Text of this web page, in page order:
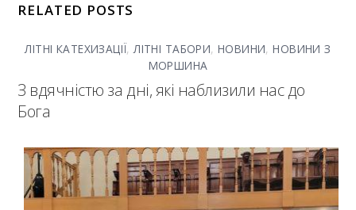
RELATED POSTS
ЛІТНІ КАТЕХИЗАЦІЇ,ЛІТНІ ТАБОРИ, НОВИНИ,НОВИНИ З
МОРШИНА
З вдячністю за дні, які наблизили нас до
Бога